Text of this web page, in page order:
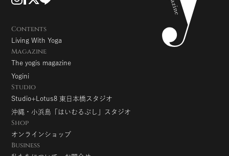
Contents
Living With Yoga
Magazine
The yogis magazine
Yogini
Studio
Studio+Lotus8 東日本橋スタジオ
沖縄・小浜島「はいむるぶし」スタジオ
Shop
オンラインショップ
Business